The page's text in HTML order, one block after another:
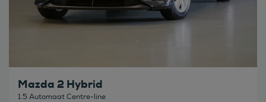
Mazda 2 Hybrid
1.5 Automaat Centre-line